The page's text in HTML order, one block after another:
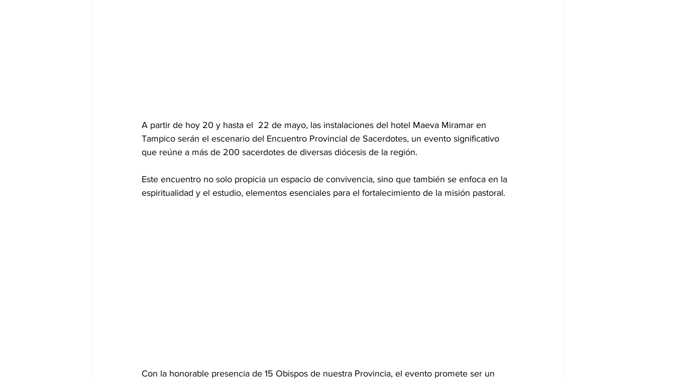
A partir de hoy 20 y hasta el  22 de mayo, las instalaciones del hotel Maeva Miramar en
Tampico serán el escenario del Encuentro Provincial de Sacerdotes, un evento significativo
que reúne a más de 200 sacerdotes de diversas diócesis de la región.
Este encuentro no solo propicia un espacio de convivencia, sino que también se enfoca en la
espiritualidad y el estudio, elementos esenciales para el fortalecimiento de la misión pastoral.
Con la honorable presencia de 15 Obispos de nuestra Provincia, el evento promete ser un